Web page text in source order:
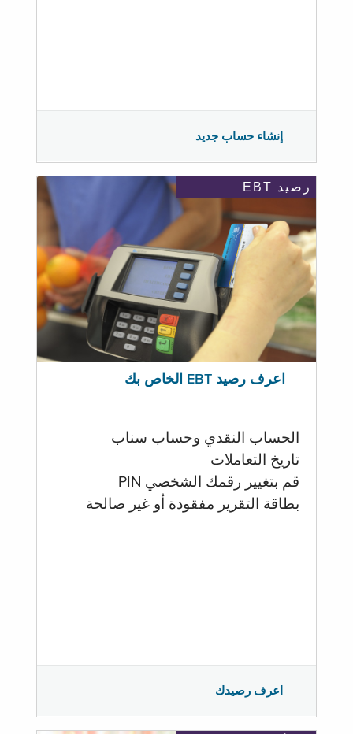
إنشاء حساب جديد
رصيد EBT
اعرف رصيد EBT الخاص بك
الحساب النقدي وحساب سناب
تاريخ التعاملات
قم بتغيير رقمك الشخصي PIN
بطاقة التقرير مفقودة أو غير صالحة
اعرف رصيدك